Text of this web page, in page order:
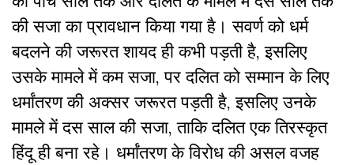
की सजा का प्रावधान किया गया है। सवर्ण को धर्म
बदलने की जरूरत शायद ही कभी पड़ती है, इसलिए
उसके मामले में कम सजा, पर दलित को सम्मान के लिए
धर्मांतरण की अक्सर जरूरत पड़ती है, इसलिए उनके
मामले में दस साल की सजा, ताकि दलित एक तिरस्कृत
हिंदू ही बना रहे। धर्मांतरण के विरोध की असल वजह